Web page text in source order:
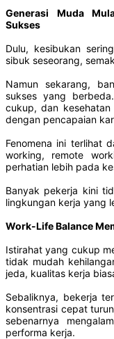
Generasi Muda
Sukses
Dulu, kesibukan
sibuk seseorang,
Namun sekarang,
sukses yang
cukup, dan
dengan pencapaian
Fenomena ini terlihat
working, remote
perhatian lebih pada
Banyak pekerja kini
lingkungan kerja yang
Work-Life Balance
Istirahat yang cukup
tidak mudah
jeda, kualitas kerja
Sebaliknya, bekerja
konsentrasi cepat
sebenarnya
performa kerja.